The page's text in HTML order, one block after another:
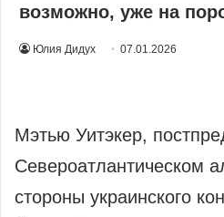
возможно, уже на
Юлия Дидух 07.01.2026
Мэтью Уитэкер,
Североатлантическом
стороны украинского